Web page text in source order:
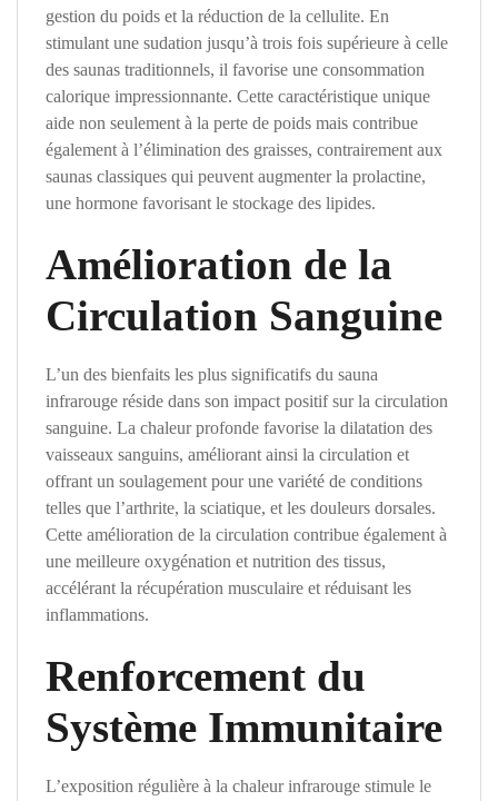
gestion du poids et la réduction de la cellulite. En
stimulant une sudation jusqu’à trois fois supérieure à celle
des saunas traditionnels, il favorise une consommation
calorique impressionnante. Cette caractéristique unique
aide non seulement à la perte de poids mais contribue
également à l’élimination des graisses, contrairement aux
saunas classiques qui peuvent augmenter la prolactine,
une hormone favorisant le stockage des lipides.
Amélioration de la
Circulation Sanguine
L’un des bienfaits les plus significatifs du sauna
infrarouge réside dans son impact positif sur la circulation
sanguine. La chaleur profonde favorise la dilatation des
vaisseaux sanguins, améliorant ainsi la circulation et
offrant un soulagement pour une variété de conditions
telles que l’arthrite, la sciatique, et les douleurs dorsales.
Cette amélioration de la circulation contribue également à
une meilleure oxygénation et nutrition des tissus,
accélérant la récupération musculaire et réduisant les
inflammations.
Renforcement du
Système Immunitaire
L’exposition régulière à la chaleur infrarouge stimule le